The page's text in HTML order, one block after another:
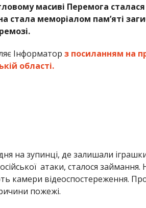
масиві Перемога
стала меморіалом пам’яті
Інформатор з посиланням на
області.
пожежі.
2023 року зупинка була
удару. За вказаним фактом